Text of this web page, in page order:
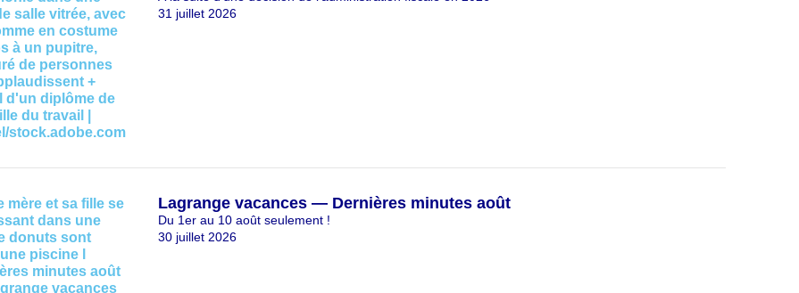
31 juillet 2026
Lagrange vacances — Dernières minutes août
Du 1er au 10 août seulement !
30 juillet 2026